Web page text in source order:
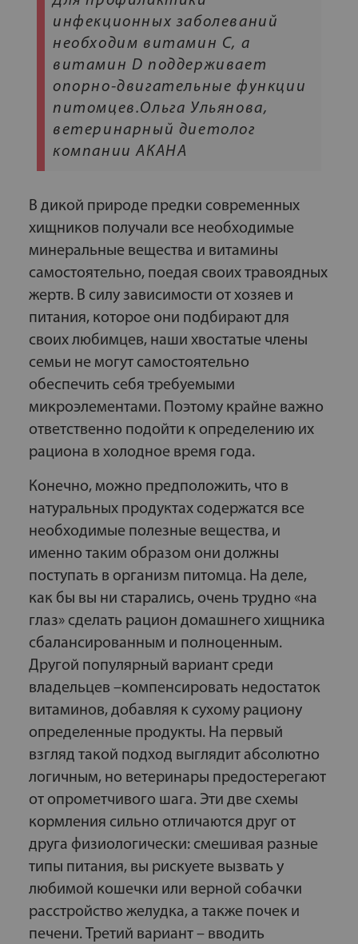
инфекционных заболеваний
необходим витамин С, а
витамин D поддерживает
опорно-двигательные функции
питомцев.Ольга Ульянова,
ветеринарный диетолог
компании АКАНА
В дикой природе предки современных
хищников получали все необходимые
минеральные вещества и витамины
самостоятельно, поедая своих травоядных
жертв. В силу зависимости от хозяев и
питания, которое они подбирают для
своих любимцев, наши хвостатые члены
семьи не могут самостоятельно
обеспечить себя требуемыми
микроэлементами. Поэтому крайне важно
ответственно подойти к определению их
рациона в холодное время года.
Конечно, можно предположить, что в
натуральных продуктах содержатся все
необходимые полезные вещества, и
именно таким образом они должны
поступать в организм питомца. На деле,
как бы вы ни старались, очень трудно «на
глаз» сделать рацион домашнего хищника
сбалансированным и полноценным.
Другой популярный вариант среди
владельцев –компенсировать недостаток
витаминов, добавляя к сухому рациону
определенные продукты. На первый
взгляд такой подход выглядит абсолютно
логичным, но ветеринары предостерегают
от опрометчивого шага. Эти две схемы
кормления сильно отличаются друг от
друга физиологически: смешивая разные
типы питания, вы рискуете вызвать у
любимой кошечки или верной собачки
расстройство желудка, а также почек и
печени. Третий вариант – вводить